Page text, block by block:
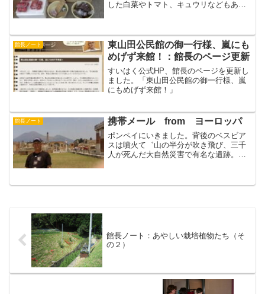
した白菜やトマト、キュウリなどもある
など、漬け物類が幅をきかせている。色
鮮やかな野菜が並ぶスーパ...
館長ノート
東山田公民館の御一行様、嵐にも
めげず来館！：館長のページ更新
すいはく公式HP、館長のページを更新し
ました。「東山田公民館の御一行様、嵐
にもめげず来館！」
館長ノート 携帯メール from ヨーロッパ
ポンペイにいきました。背後のベスビア
スは噴火て゛山の半分が吹き飛び、三千
人が死んだ大自然災害で有名な遺跡。そ
現在は千八百メートルですが、深いクレ
館長ノート：あやしい栽培植物たち（そ
の２）